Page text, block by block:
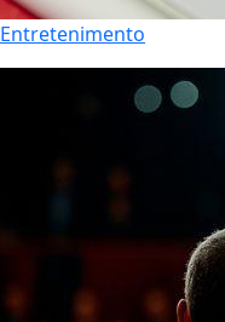
Entretenimento